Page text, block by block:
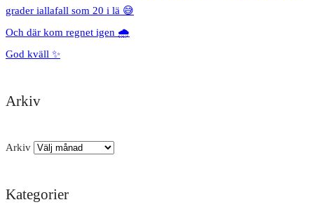
grader iallafall som 20 i lä 😅
Och där kom regnet igen 🌧️
God kväll ✨
Arkiv
Arkiv
Kategorier